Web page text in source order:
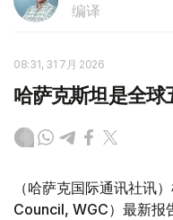
编译
08:31, 31 7月 2026
哈萨克斯坦是全
（哈萨克国际通讯社讯
Council, WGC）最新报